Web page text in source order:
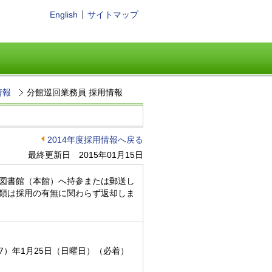
English サイトマップ
報 分館巡回業務員 採用情報
2014年度採用情報へ戻る
最終更新日 2015年01月15日
書館（本館）へ持参または郵送し
は採用の有無に関わらず返却しま
年1月25日（日曜日）（必着）